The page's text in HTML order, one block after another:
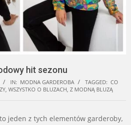
hit sezonu
IN: MODNA GARDEROBA TAGGED: CO
, WSZYSTKO O BLUZACH, Z MODNĄ BLUZĄ
jeden z tych elementów garderoby,